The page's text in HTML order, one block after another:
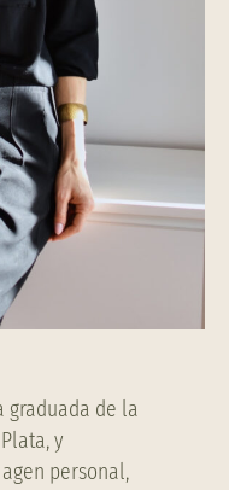
graduada de la
y
personal,